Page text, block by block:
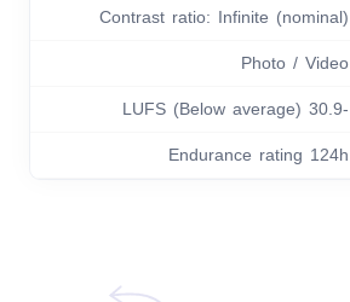
Contrast ratio: Infinite (nominal)
Photo / Video
-30.9 LUFS (Below average)
Endurance rating 124h